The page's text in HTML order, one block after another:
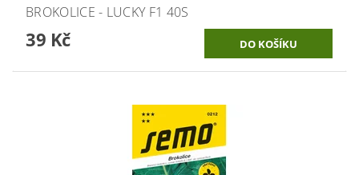
BROKOLICE - LUCKY F1 40S
39 Kč